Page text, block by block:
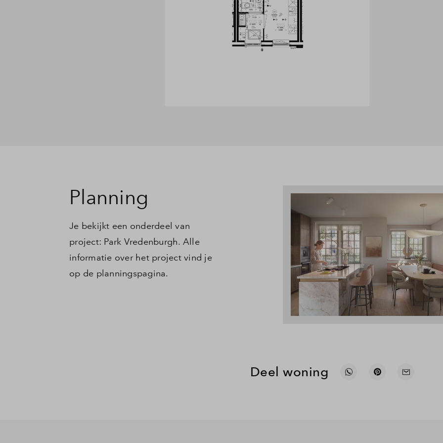
Planning
Je bekijkt een onderdeel van
project: Park Vredenburgh. Alle
informatie over het project vind je
op de planningspagina.
Deel woning